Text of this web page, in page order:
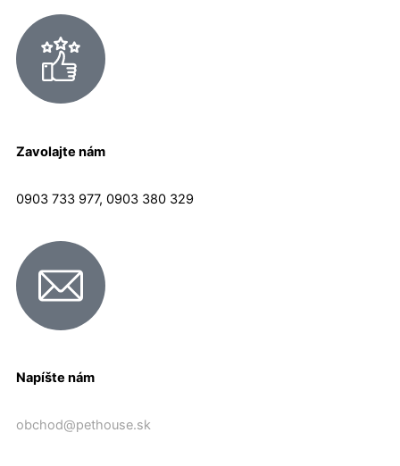
Zavolajte nám
0903 733 977, 0903 380 329
Napíšte nám
obchod@pethouse.sk